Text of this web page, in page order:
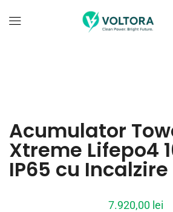
Acumulator
Xtreme Lifepo4
IP65 cu Incalzire
7.920,00 lei